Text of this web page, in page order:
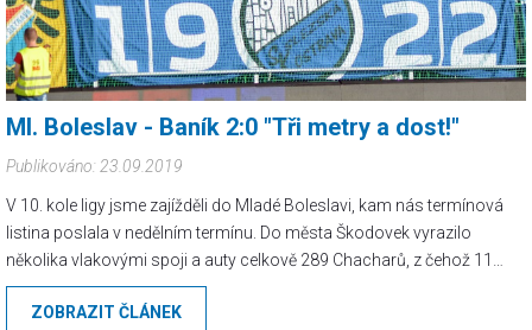
Ml. Boleslav - Baník 2:0 "Tři metry a dost!"
Publikováno: 23.09.2019
V 10. kole ligy jsme zajížděli do Mladé Boleslavi, kam nás termínová
listina poslala v nedělním termínu. Do města Škodovek vyrazilo
několika vlakovými spoji a auty celkově 289 Chacharů, z čehož 11
tvořila družební podpora z Katowic. Žádný přehnaný zájem se o tento
výjezd bohužel nekonal a tak se na stadionu mezi paneláky slezla
ZOBRAZIT ČLÁNEK